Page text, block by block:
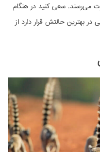
و چند عدد از آن‌ها به ارتفاع 20 فوت می‌رسند. سعی کنید در هنگام
بهترین حالتش قرار دارد از